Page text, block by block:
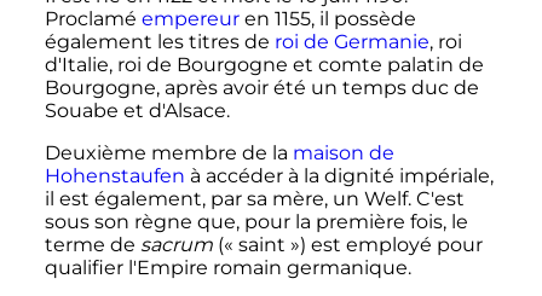
Proclamé empereuren 1155, il possède
également les titres de roi de Germanie, roi
d'Italie, roi de Bourgogne et comte palatin de
Bourgogne, après avoir été un temps duc de
Souabe et d'Alsace.
Deuxième membre de la maison de
Hohenstaufen à accéder à la dignité impériale,
il est également, par sa mère, un Welf. C'est
sous son règne que, pour la première fois, le
terme de sacrum(« saint ») est employé pour
qualifier l'Empire romain germanique.